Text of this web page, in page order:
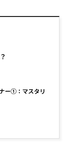
ー①：マスタリ